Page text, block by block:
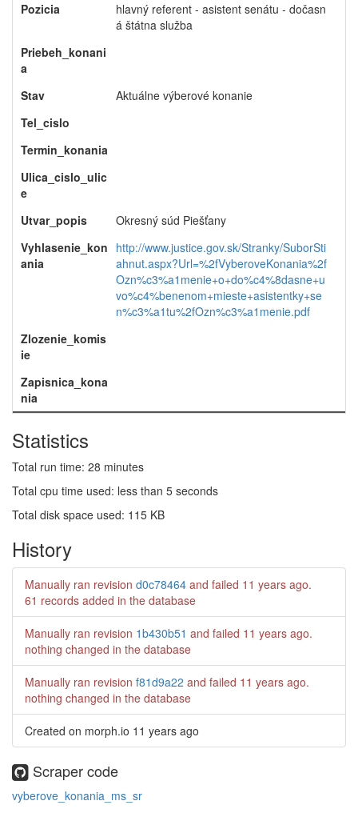
Pozicia
hlavný referent - asistent senátu - dočasn
á štátna služba
Priebeh_konani
a
Stav
Aktuálne výberové konanie
Tel_cislo
Termin_konania
Ulica_cislo_ulic
e
Utvar_popis
Okresný súd Piešťany
Vyhlasenie_kon
ania
http://www.justice.gov.sk/Stranky/SuborSti
ahnut.aspx?Url=%2fVyberoveKonania%2f
Ozn%c3%a1menie+o+do%c4%8dasne+u
vo%c4%benenom+mieste+asistentky+se
n%c3%a1tu%2fOzn%c3%a1menie.pdf
Zlozenie_komis
ie
Zapisnica_kona
nia
Statistics
Total run time: 28 minutes
Total cpu time used: less than 5 seconds
Total disk space used: 115 KB
History
Manually ran revision d0c78464 and failed 11 years ago.
61 records added in the database
Manually ran revision 1b430b51 and failed 11 years ago.
nothing changed in the database
Manually ran revision f81d9a22 and failed 11 years ago.
nothing changed in the database
Created on morph.io 11 years ago
Scraper code
vyberove_konania_ms_sr